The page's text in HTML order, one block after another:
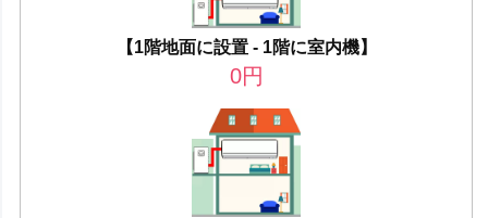
【1階地面に設置 - 1階に室内機】
0円